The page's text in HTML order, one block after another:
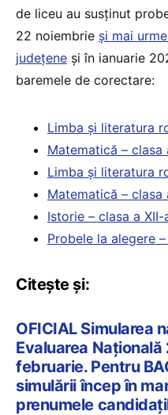
de liceu au susținut
22 noiembrie și mai
județene și în ianuarie
baremele de corectare:
Limba și literatura
Matematică – clasa
Limba și literatura
Matematică – clasa
Istorie – clasa a XII-
Probele la alegere
Citește și:
OFICIAL Simularea
Evaluarea
februarie. Pentru
simulării încep în
prenumele